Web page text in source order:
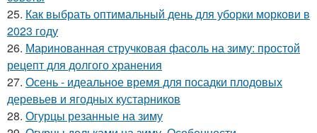
25. Как выбрать оптимальный день для уборки моркови в
2023 году
26. Маринованная стручковая фасоль на зиму: простой
рецепт для долгого хранения
27. Осень - идеальное время для посадки плодовых
деревьев и ягодных кустарников
28. Огурцы резанные на зиму